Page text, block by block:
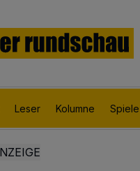
Leser Kolumne Spiele